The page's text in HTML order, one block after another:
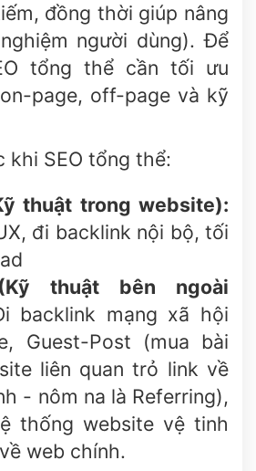
đồng thời giúp nâng
người dùng). Để
tổng thể cần tối ưu
page, off-page và kỹ
khi SEO tổng thể:
thuật trong website):
đi backlink nội bộ, tối
thuật bên ngoài
backlink mạng xã hội
Guest-Post (mua bài
liên quan trỏ link về
- nôm na là Referring),
thống website vệ tinh
web chính.